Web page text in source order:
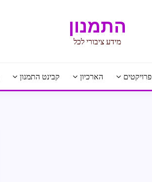
התמנון
מידע ציבורי לכל
פרויקטים הארכיון קבינט התמנון